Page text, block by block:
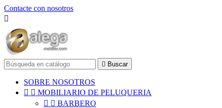
Contacte con nosotros

 Buscar
SOBRE NOSOTROS
  MOBILIARIO DE PELUQUERIA
  BARBERO